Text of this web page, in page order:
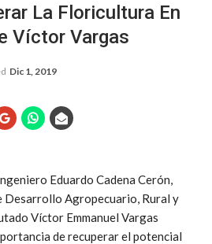
La Floricultura En
Víctor Vargas
Dic 1, 2019
Eduardo Cadena Cerón,
Desarrollo Agropecuario, Rural y
Víctor Emmanuel Vargas
de recuperar el potencial